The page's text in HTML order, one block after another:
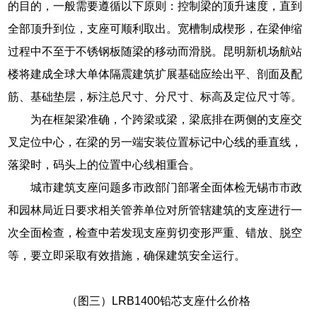
的目的，一般需要遵循以下原则：控制梁的顶升速度，直到
全部顶升到位，支座可顺利取出。宽槽制成楔形，在梁伸缩
过程中不至于不锈钢板随梁的移动而滑脱。昆明新机场航站
楼将建成全球大单体隔震建筑扩展基础应绘出平、剖面及配
筋、基础垫层，标注总尺寸、分尺寸、标高及定位尺寸等。
为在框架梁准确，个跨梁或梁，梁底排在两侧的支座交
叉定位中心，在梁的另一端安装位置标记中心线的垂直线，
落梁时，码头上的位置中心线相重合。
城市建筑支座问题多市政部门部署全面体检无锡市市政
和园林局近日要求相关管养单位对所管辖建筑的支座进行一
次全面检查，检查中若发现支座剪切变形严重、错放、脱空
等，要立即采取有效措施，确保建筑安全运行。
（图三）LRB1400铅芯支座什么价格